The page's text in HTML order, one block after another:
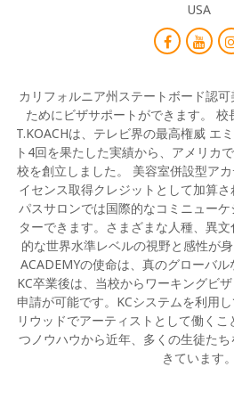
USA
カリフォルニア州ステートボード認
ためにビザサポートができます。 校
T.KOACHは、テレビ界の最高権威 エ
ト4回を果たした実績から、アメリカ
校を創立しました。 美容室併設型ア
イセンス取得クレジットとして加算
パスサロンでは国際的なコミニュー
ターできます。さまざまな人種、異
的な世界水準レベルの視野と感性が
ACADEMYの使命は、真のグローバル
KC卒業後は、当校からワーキングビ
申請が可能です。KCシステムを利用
リウッドでアーティストとして働く
つノウハウから近年、多くの生徒た
きています。